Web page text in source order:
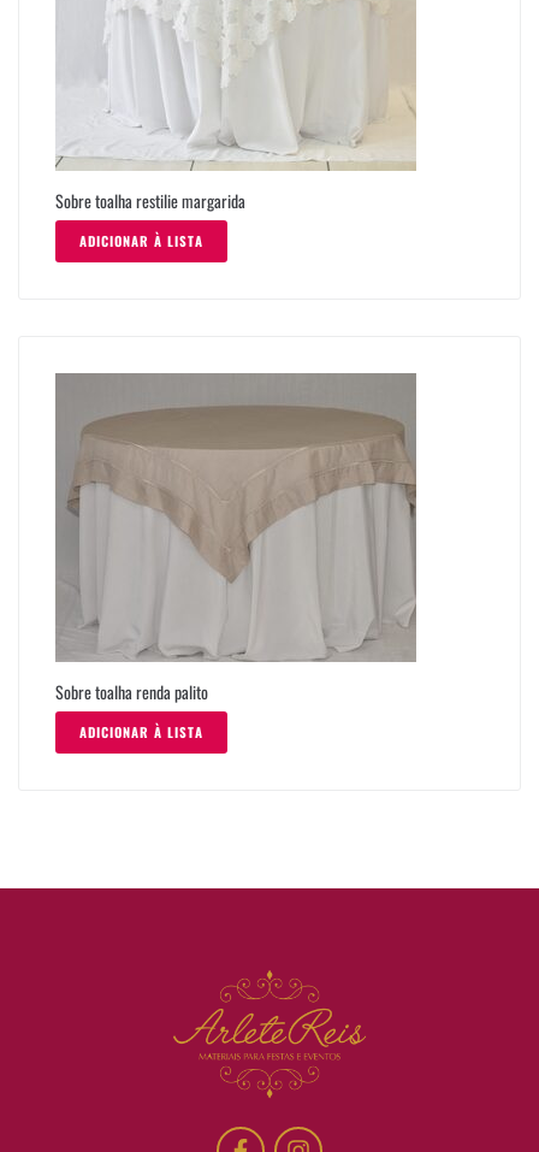
Sobre toalha restilie margarida
ADICIONAR À LISTA
Sobre toalha renda palito
ADICIONAR À LISTA